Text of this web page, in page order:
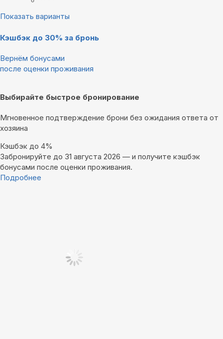
Показать варианты
Кэшбэк до 30% за бронь
Вернём бонусами
после оценки проживания
Выбирайте быстрое бронирование
Мгновенное подтверждение брони без ожидания ответа от
хозяина
Кэшбэк до 4%
Забронируйте до 31 августа 2026 — и получите кэшбэк
бонусами после оценки проживания.
Подробнее